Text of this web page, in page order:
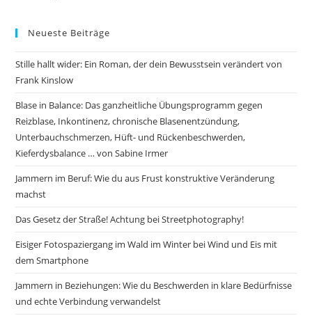
Neueste Beiträge
Stille hallt wider: Ein Roman, der dein Bewusstsein verändert von
Frank Kinslow
Blase in Balance: Das ganzheitliche Übungsprogramm gegen
Reizblase, Inkontinenz, chronische Blasenentzündung,
Unterbauchschmerzen, Hüft- und Rückenbeschwerden,
Kieferdysbalance … von Sabine Irmer
Jammern im Beruf: Wie du aus Frust konstruktive Veränderung
machst
Das Gesetz der Straße! Achtung bei Streetphotography!
Eisiger Fotospaziergang im Wald im Winter bei Wind und Eis mit
dem Smartphone
Jammern in Beziehungen: Wie du Beschwerden in klare Bedürfnisse
und echte Verbindung verwandelst